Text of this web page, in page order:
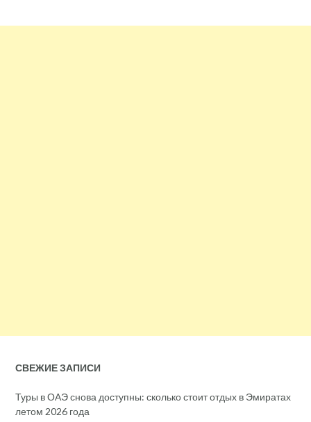
СВЕЖИЕ ЗАПИСИ
Туры в ОАЭ снова доступны: сколько стоит отдых в Эмиратах
летом 2026 года